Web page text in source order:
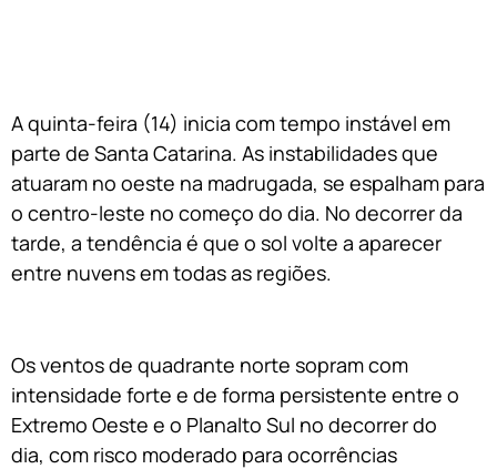
A quinta-feira (14) inicia com tempo instável em
parte de Santa Catarina. As instabilidades que
atuaram no oeste na madrugada, se espalham para
o centro-leste no começo do dia. No decorrer da
tarde, a tendência é que o sol volte a aparecer
entre nuvens em todas as regiões.
Os ventos de quadrante norte sopram com
intensidade forte e de forma persistente entre o
Extremo Oeste e o Planalto Sul no decorrer do
dia, com risco moderado para ocorrências